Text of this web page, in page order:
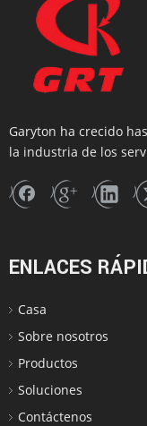
Información de la
Garyton ha crecido
la industria de los
ENLACES
Casa
Sobre nosotros
Productos
Soluciones
Contáctenos